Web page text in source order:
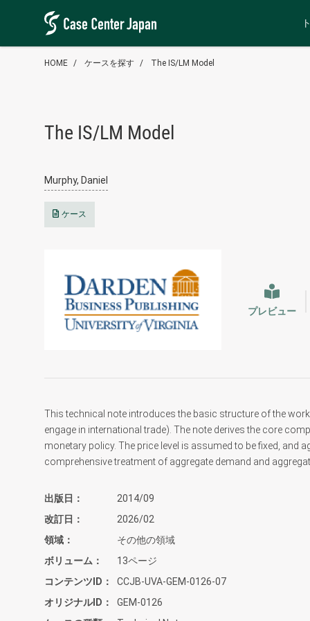
HOME ケースを探す The IS/LM Model
The IS/LM Model
Murphy, Daniel
ケース
プレビュー
This technical note introduces the basic structure of the
engage in international trade). The note derives the core
monetary policy. The price level is assumed to be fixed, and
comprehensive treatment of aggregate demand and
出版日
2014/09
改訂日
2026/02
領域
その他の領域
ボリューム
13ページ
コンテンツID
CCJB-UVA-GEM-0126-07
オリジナルID
GEM-0126